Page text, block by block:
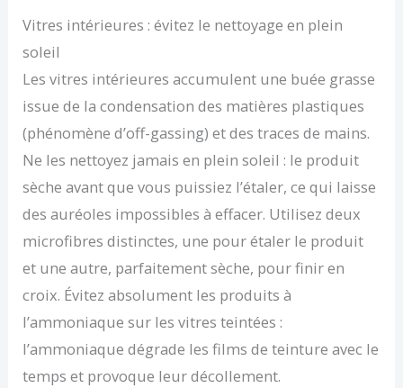
Vitres intérieures : évitez le nettoyage en plein
soleil
Les vitres intérieures accumulent une buée grasse
issue de la condensation des matières plastiques
(phénomène d’off-gassing) et des traces de mains.
Ne les nettoyez jamais en plein soleil : le produit
sèche avant que vous puissiez l’étaler, ce qui laisse
des auréoles impossibles à effacer. Utilisez deux
microfibres distinctes, une pour étaler le produit
et une autre, parfaitement sèche, pour finir en
croix. Évitez absolument les produits à
l’ammoniaque sur les vitres teintées :
l’ammoniaque dégrade les films de teinture avec le
temps et provoque leur décollement.